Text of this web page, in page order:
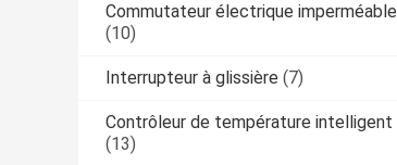
Commutateur électrique imperméable
(10)
Interrupteur à glissière (7)
Contrôleur de température intelligent
(13)